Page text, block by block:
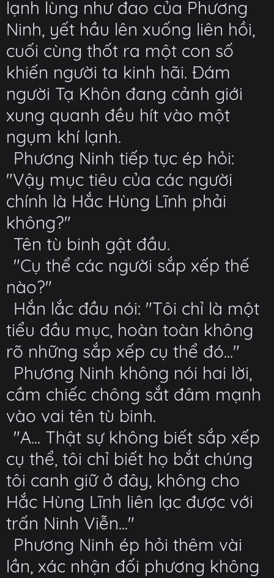
lạnh lùng như đao của Phương
Ninh, yết hầu lên xuống liên hồi,
cuối cùng thốt ra một con số
khiến người ta kinh hãi. Đám
người Tạ Khôn đang cảnh giới
xung quanh đều hít vào một
ngụm khí lạnh.
Phương Ninh tiếp tục ép hỏi:
"Vậy mục tiêu của các người
chính là Hắc Hùng Lĩnh phải
không?"
Tên tù binh gật đầu.
"Cụ thể các người sắp xếp thế
nào?"
Hắn lắc đầu nói: "Tôi chỉ là một
tiểu đầu mục, hoàn toàn không
rõ những sắp xếp cụ thể đó..."
Phương Ninh không nói hai lời,
cầm chiếc chông sắt đâm mạnh
vào vai tên tù binh.
"A... Thật sự không biết sắp xếp
cụ thể, tôi chỉ biết họ bắt chúng
tôi canh giữ ở đây, không cho
Hắc Hùng Lĩnh liên lạc được với
trấn Ninh Viễn..."
Phương Ninh ép hỏi thêm vài
lần, xác nhận đối phương không